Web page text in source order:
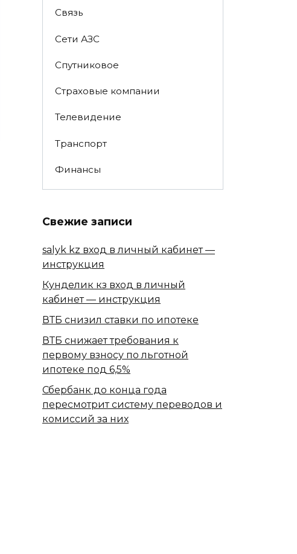
Связь
Сети АЗС
Спутниковое
Страховые компании
Телевидение
Транспорт
Финансы
Свежие записи
salyk kz вход в личный кабинет —
инструкция
Кунделик кз вход в личный
кабинет — инструкция
ВТБ снизил ставки по ипотеке
ВТБ снижает требования к
первому взносу по льготной
ипотеке под 6,5%
Сбербанк​ до конца года
пересмотрит систему переводов и
комиссий за них